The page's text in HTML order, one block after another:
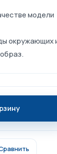
модели
окружающих
образ.